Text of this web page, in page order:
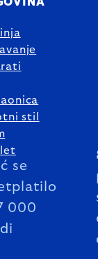
se
000
stil